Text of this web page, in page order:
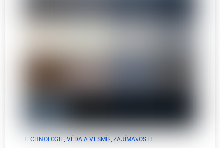
TECHNOLOGIE, VĚDA A VESMÍR,ZAJÍMAVOSTI